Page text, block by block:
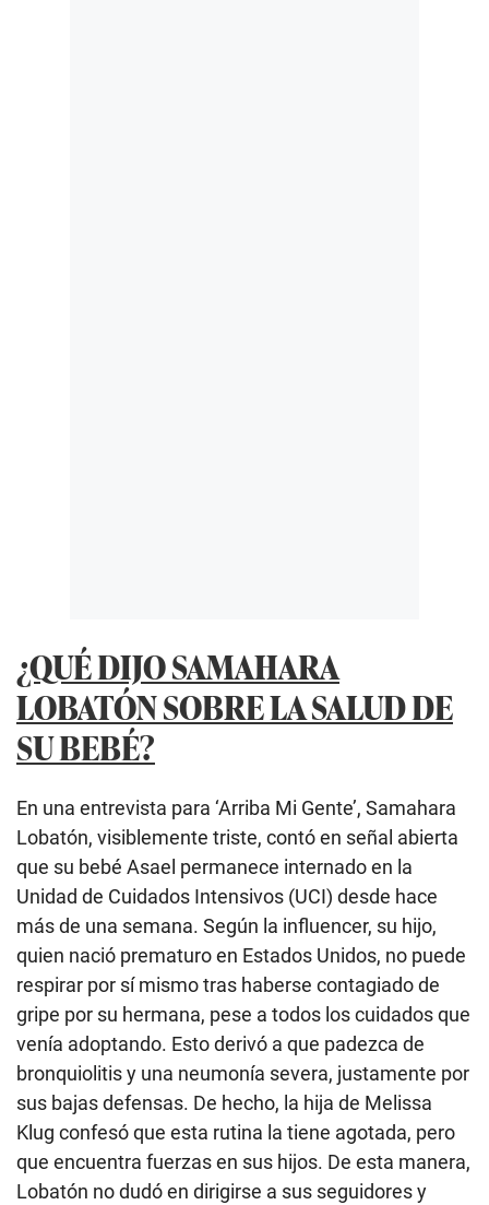
¿QUÉ DIJO SAMAHARA
LOBATÓN SOBRE LA SALUD DE
SU BEBÉ?
En una entrevista para ‘Arriba Mi Gente’, Samahara
Lobatón, visiblemente triste, contó en señal abierta
que su bebé Asael permanece internado en la
Unidad de Cuidados Intensivos (UCI) desde hace
más de una semana. Según la influencer, su hijo,
quien nació prematuro en Estados Unidos, no puede
respirar por sí mismo tras haberse contagiado de
gripe por su hermana, pese a todos los cuidados que
venía adoptando. Esto derivó a que padezca de
bronquiolitis y una neumonía severa, justamente por
sus bajas defensas. De hecho, la hija de Melissa
Klug confesó que esta rutina la tiene agotada, pero
que encuentra fuerzas en sus hijos. De esta manera,
Lobatón no dudó en dirigirse a sus seguidores y